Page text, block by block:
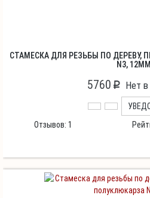
СТАМЕСКА ДЛЯ РЕЗЬБЫ ПО ДЕРЕВУ,
N3, 12ММ
5760 p Нет в
Отзывов:1